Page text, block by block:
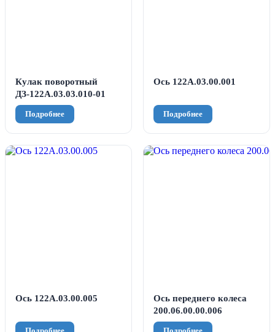
Кулак поворотный
ДЗ-122А.03.03.010-01
Ось 122А.03.00.001
Ось 122А.03.00.005
Ось переднего колеса
200.06.00.00.006